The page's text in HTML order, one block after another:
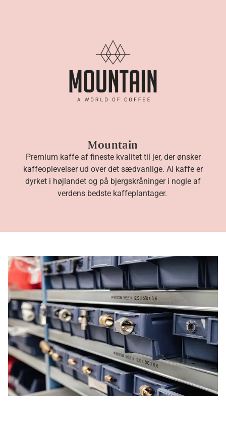
Mountain
Premium kaffe af fineste kvalitet til jer, der ønsker
kaffeoplevelser ud over det sædvanlige. Al kaffe er
dyrket i højlandet og på bjergskråninger i nogle af
verdens bedste kaffeplantager.